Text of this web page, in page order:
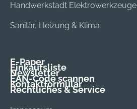
Handwerkstadt Elektrowerkzeuge
Sanitär, Heizung & Klima
E-Paper
Einkaufsliste
Newsletter
EAN-Code scannen
Kontaktformular
Rechtliches & Service